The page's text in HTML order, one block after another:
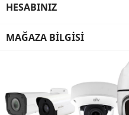
HESABINIZ
MAĞAZA BILGISI